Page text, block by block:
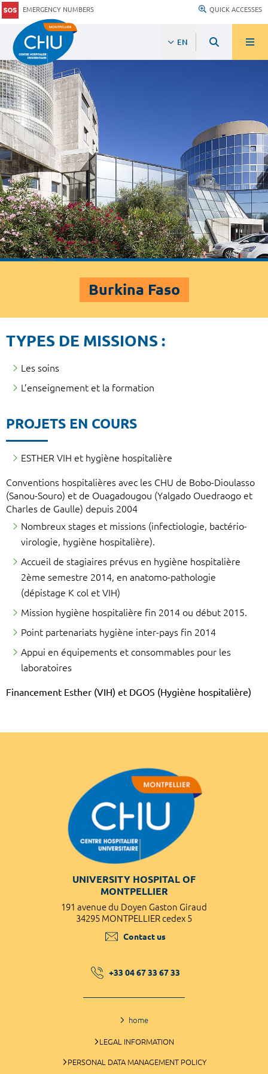
EMERGENCY NUMBERS QUICK ACCESSES
EN
Burkina Faso
TYPES DE MISSIONS :
Les soins
L’enseignement et la formation
PROJETS EN COURS
ESTHER VIH et hygiène hospitalière
Conventions hospitalières avec les CHU de Bobo-Dioulasso
(Sanou-Souro) et de Ouagadougou (Yalgado Ouedraogo et
Charles de Gaulle) depuis 2004
Nombreux stages et missions (infectiologie, bactério-
virologie, hygiène hospitalière).
Accueil de stagiaires prévus en hygiène hospitalière
2ème semestre 2014, en anatomo-pathologie
(dépistage K col et VIH)
Mission hygiène hospitalière fin 2014 ou début 2015.
Point partenariats hygiène inter-pays fin 2014
Appui en équipements et consommables pour les
laboratoires
Financement Esther (VIH) et DGOS (Hygiène hospitalière)
UNIVERSITY HOSPITAL OF
MONTPELLIER
191 avenue du Doyen Gaston Giraud
34295 MONTPELLIER cedex 5
Contact us
+33 04 67 33 67 33
home
LEGAL INFORMATION
PERSONAL DATA MANAGEMENT POLICY